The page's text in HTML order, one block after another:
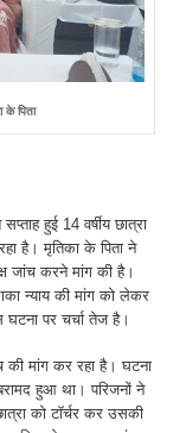
के पिता
हुई 14 वर्षीय छात्रा
है। मृतिका के पिता ने
जांच करने मांग की है।
न्याय की मांग को लेकर
पर चर्चा तेज है।
की मांग कर रहा है। घटना
हुआ था। परिजनों ने
को टॉर्चर कर उसकी